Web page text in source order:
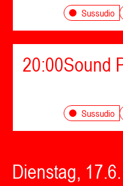
Sussudio
20:00Sound
Sussudio
Dienstag, 17.6.